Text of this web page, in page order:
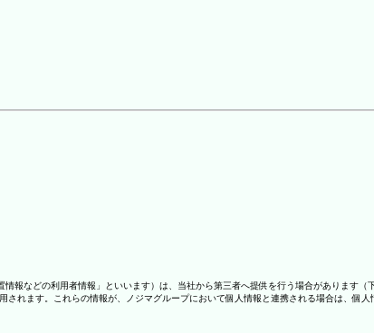
などの利用者情報」といいます）は、当社から第三者へ提供を行う場合があります（
れます。これらの情報が、ノジマグループにおいて個人情報と連携される場合は、個人